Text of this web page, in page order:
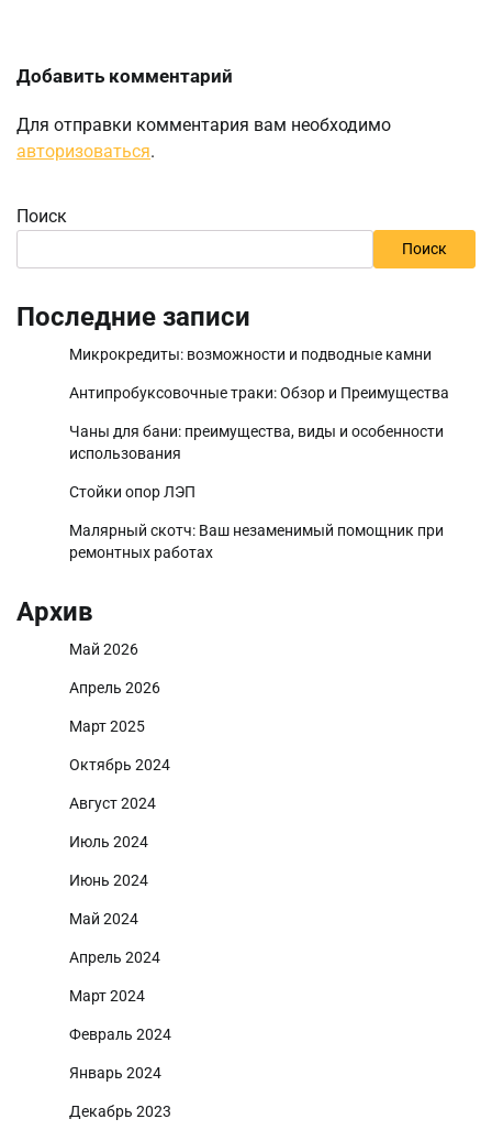
Добавить комментарий
Для отправки комментария вам необходимо
авторизоваться.
Поиск
Поиск
Последние записи
Микрокредиты: возможности и подводные камни
Антипробуксовочные траки: Обзор и Преимущества
Чаны для бани: преимущества, виды и особенности
использования
Стойки опор ЛЭП
Малярный скотч: Ваш незаменимый помощник при
ремонтных работах
Архив
Май 2026
Апрель 2026
Март 2025
Октябрь 2024
Август 2024
Июль 2024
Июнь 2024
Май 2024
Апрель 2024
Март 2024
Февраль 2024
Январь 2024
Декабрь 2023